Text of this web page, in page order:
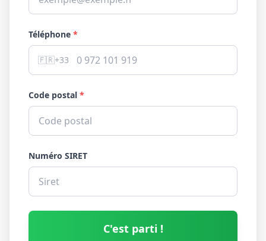
Téléphone *
🇫🇷+33
Code postal *
Numéro SIRET
C'est parti !